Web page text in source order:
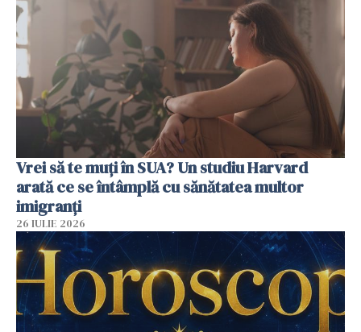
Vrei să te muți în SUA? Un studiu Harvard
arată ce se întâmplă cu sănătatea multor
imigranți
26 IULIE 2026